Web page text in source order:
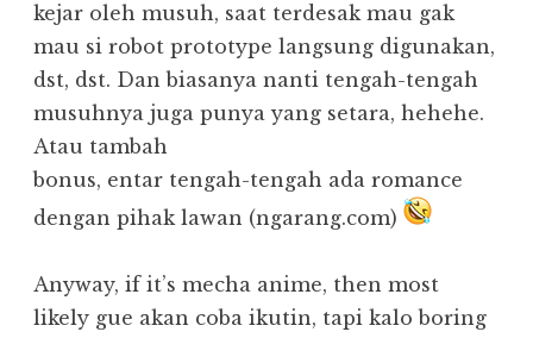
kejar oleh musuh, saat terdesak mau gak
mau si robot prototype langsung digunakan,
dst, dst. Dan biasanya nanti tengah-tengah
musuhnya juga punya yang setara, hehehe.
Atau tambah
bonus, entar tengah-tengah ada romance
dengan pihak lawan (ngarang.com)
Anyway, if it’s mecha anime, then most
likely gue akan coba ikutin, tapi kalo boring